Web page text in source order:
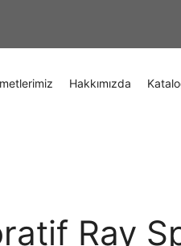
Hakkımızda
Ray